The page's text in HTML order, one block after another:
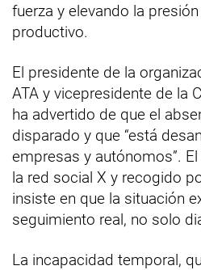
fuerza y elevando la
productivo.
El presidente de la
ATA y vicepresidente de la
ha advertido de que el
disparado y que “está
empresas y autónomos”.
la red social X y recogido
insiste en que la situación
seguimiento real, no solo
La incapacidad temporal,